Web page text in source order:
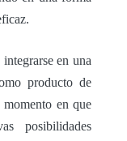
en una
producto de
momento en que
posibilidades